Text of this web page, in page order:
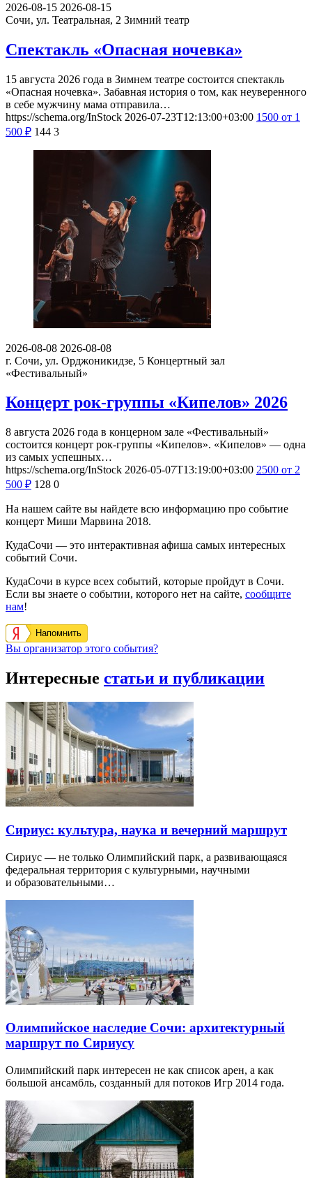
2026-08-15 2026-08-15
Сочи, ул. Театральная, 2 Зимний театр
Спектакль «Опасная ночевка»
15 августа 2026 года в Зимнем театре состоится спектакль
«Опасная ночевка». Забавная история о том, как неуверенного
в себе мужчину мама отправила…
https://schema.org/InStock 2026-07-23T12:13:00+03:00 1500 от 1
500 ₽ 144 3
2026-08-08 2026-08-08
г. Сочи, ул. Орджоникидзе, 5 Концертный зал
«Фестивальный»
Концерт рок-группы «Кипелов» 2026
8 августа 2026 года в концерном зале «Фестивальный»
состоится концерт рок-группы «Кипелов». «Кипелов» — одна
из самых успешных…
https://schema.org/InStock 2026-05-07T13:19:00+03:00 2500 от 2
500 ₽ 128 0
На нашем сайте вы найдете всю информацию про событие
концерт Миши Марвина 2018.
КудаСочи — это интерактивная афиша самых интересных
событий Сочи.
КудаСочи в курсе всех событий, которые пройдут в Сочи.
Если вы знаете о событии, которого нет на сайте, сообщите
нам!
Напомнить
Вы организатор этого события?
Интересные статьи и публикации
Сириус: культура, наука и вечерний маршрут
Сириус — не только Олимпийский парк, а развивающаяся
федеральная территория с культурными, научными
и образовательными…
Олимпийское наследие Сочи: архитектурный
маршрут по Сириусу
Олимпийский парк интересен не как список арен, а как
большой ансамбль, созданный для потоков Игр 2014 года.